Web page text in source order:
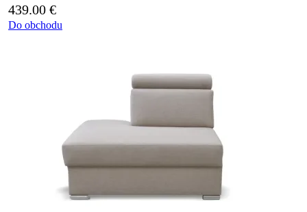
439.00 €
Do obchodu